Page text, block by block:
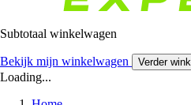
Subtotaal winkelwagen
Bekijk mijn winkelwagen Verder
Loading...